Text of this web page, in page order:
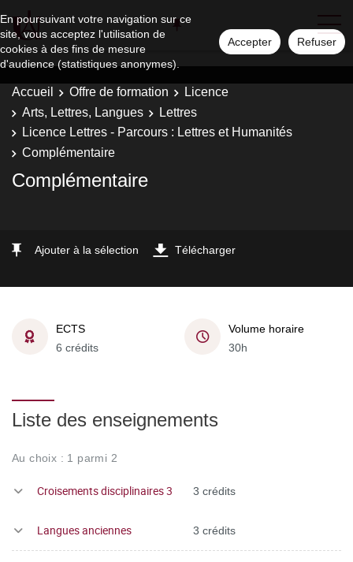
En poursuivant votre navigation sur ce
site, vous acceptez l'utilisation de
cookies à des fins de mesure
d'audience (statistiques anonymes).
Accepter Refuser
Accueil Offre de formation
Licence
Arts, Lettres, Langues
Lettres
Licence Lettres - Parcours : Lettres et Humanités
Complémentaire
Complémentaire
Ajouter à la sélection Télécharger
ECTS
6 crédits
Volume horaire
30h
Liste des enseignements
Au choix : 1 parmi 2
Croisements disciplinaires 3 3 crédits
Langues anciennes 3 crédits